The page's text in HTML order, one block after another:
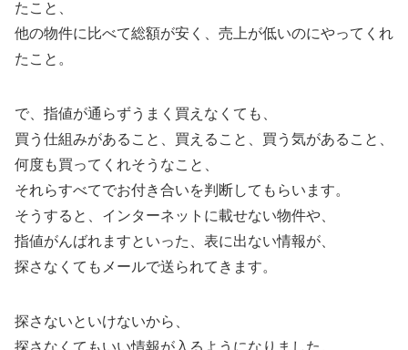
たこと、
他の物件に比べて総額が安く、売上が低いのにやってくれ
たこと。
で、指値が通らずうまく買えなくても、
買う仕組みがあること、買えること、買う気があること、
何度も買ってくれそうなこと、
それらすべてでお付き合いを判断してもらいます。
そうすると、インターネットに載せない物件や、
指値がんばれますといった、表に出ない情報が、
探さなくてもメールで送られてきます。
探さないといけないから、